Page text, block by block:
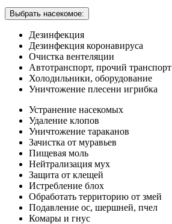
Выбрать насекомое:
Дезинфекция
Дезинфекция коронавируса
Очистка вентеляции
Автотранспорт, прочий транспорт
Холодильники, оборудование
Уничтожение плесени игрибка
Устранение насекомых
Удаление клопов
Уничтожение тараканов
Зачистка от муравьев
Пищевая моль
Нейтрализация мух
Защита от клещей
Истребление блох
Обработать территорию от змей
Подавление ос, шершней, пчел
Комары и гнус